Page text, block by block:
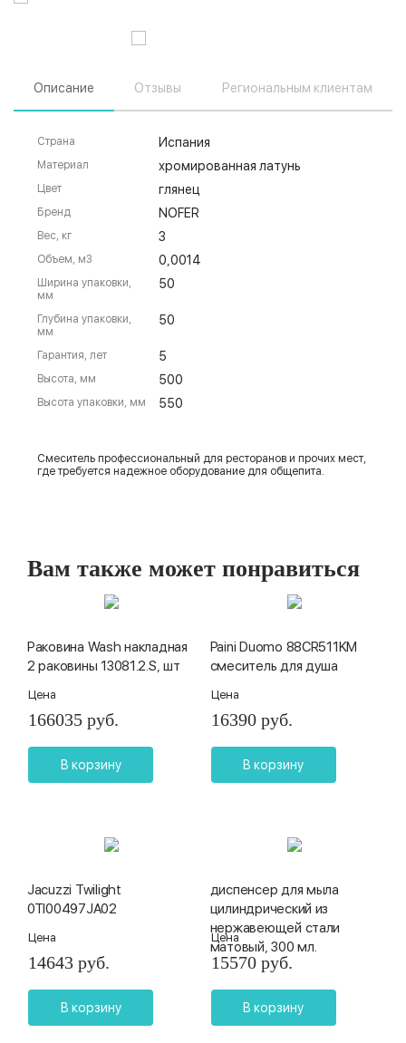
Описание Отзывы Региональным клиентам
Страна Испания
Материал хромированная латунь
Цвет глянец
Бренд NOFER
Вес, кг 3
Объем, м3 0,0014
Ширина упаковки,
мм
50
Глубина упаковки,
мм
50
Гарантия, лет 5
Высота, мм 500
Высота упаковки, мм 550
Смеситель профессиональный для ресторанов и прочих мест,
где требуется надежное оборудование для общепита.
Вам также может понравиться
Раковина Wash накладная
2 раковины 13081.2.S, шт
Цена
166035 руб.
В корзину
Paini Duomo 88CR511KM
смеситель для душа
Цена
16390 руб.
В корзину
Jacuzzi Twilight
0TI00497JA02
Цена
14643 руб.
В корзину
диспенсер для мыла
цилиндрический из
нержавеющей стали
матовый, 300 мл.
Цена
15570 руб.
В корзину